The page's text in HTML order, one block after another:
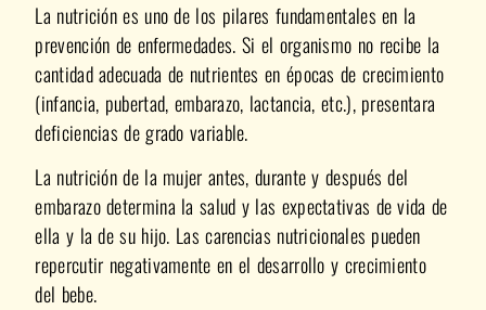
La nutrición es uno de los pilares fundamentales en la
prevención de enfermedades. Si el organismo no recibe la
cantidad adecuada de nutrientes en épocas de crecimiento
(infancia, pubertad, embarazo, lactancia, etc.), presentara
deficiencias de grado variable.
La nutrición de la mujer antes, durante y después del
embarazo determina la salud y las expectativas de vida de
ella y la de su hijo. Las carencias nutricionales pueden
repercutir negativamente en el desarrollo y crecimiento
del bebe.